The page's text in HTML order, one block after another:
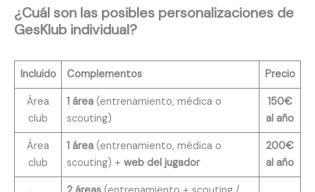
¿Cuál son las posibles personalizaciones de
GesKlub individual?
Incluido Complementos Precio
Área
club
1 área (entrenamiento, médica o
scouting)
150€
al año
Área
club
1 área (entrenamiento, médica o
scouting) +web del jugador
200€
al año